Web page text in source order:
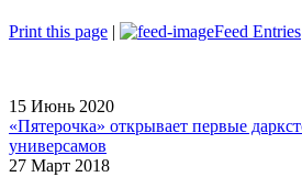
Print this page | Feed Entries
15 Июнь 2020
«Пятерочка» открывает первые
универсамов
27 Март 2018